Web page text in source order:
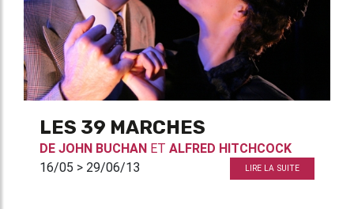
LES 39 MARCHES
DE JOHN BUCHAN ET ALFRED HITCHCOCK
16/05 > 29/06/13
LIRE LA SUITE